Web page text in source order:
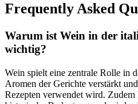
Frequently Asked
Warum ist Wein in der
wichtig?
Wein spielt eine zentrale Rolle in
Aromen der Gerichte verstärkt
Rezepten verwendet wird.